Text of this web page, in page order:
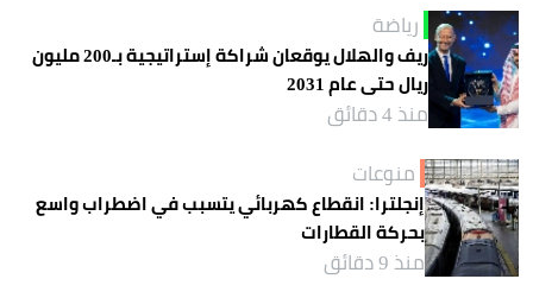
رياضة
ريف والهلال يوقعان شراكة إستراتيجية بـ200 مليون
ريال حتى عام 2031
منذ 4 دقائق
منوعات
إنجلترا: انقطاع كهربائي يتسبب في اضطراب واسع
بحركة القطارات
منذ 9 دقائق